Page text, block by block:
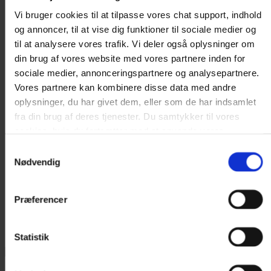
Vi bruger cookies til at tilpasse vores chat support, indhold
og annoncer, til at vise dig funktioner til sociale medier og
til at analysere vores trafik. Vi deler også oplysninger om
din brug af vores website med vores partnere inden for
sociale medier, annonceringspartnere og analysepartnere.
Vores partnere kan kombinere disse data med andre
oplysninger, du har givet dem, eller som de har indsamlet
fra din brug af deres tjenester. Du samtykker til vores
Nødvendig
Præferencer
Statistik
Produktgodkendelser
FAQ – Om produkter
Profiloversigt
Datablade
Øvrige produktinformationer
Størrelse
300 × 109 cm
Produktion/Levering
Farve